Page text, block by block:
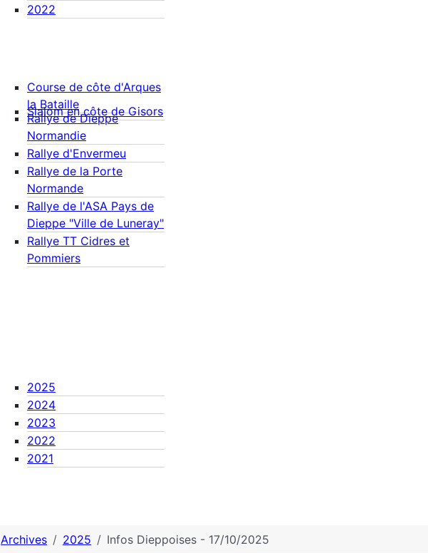
2022
Course de côte d'Arques
la Bataille
Slalom en côte de Gisors
Rallye de Dieppe
Normandie
Rallye d'Envermeu
Rallye de la Porte
Normande
Rallye de l'ASA Pays de
Dieppe "Ville de Luneray"
Rallye TT Cidres et
Pommiers
2025
2024
2023
2022
2021
Archives 2025 Infos Dieppoises - 17/10/2025